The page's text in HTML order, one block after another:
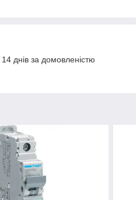
днів за домовленістю